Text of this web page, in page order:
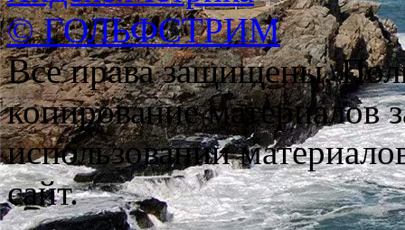
© ГОЛЬФСТРИМ
Все права защищены.
копирование материалов
использовании
сайт.